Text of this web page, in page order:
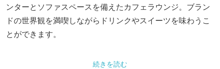
ンターとソファスペースを備えたカフェラウンジ。ブラン
ドの世界観を満喫しながらドリンクやスイーツを味わうこ
とができます。
続きを読む